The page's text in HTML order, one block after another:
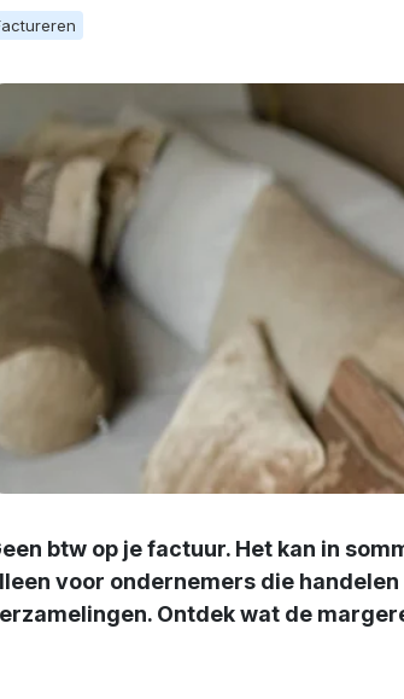
btw op je factuur. Het kan in
voor ondernemers die
Ontdek wat de